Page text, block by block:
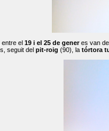
entre el 19 i el 25 de generes van
seguit del pit-roig (90), la tórtora